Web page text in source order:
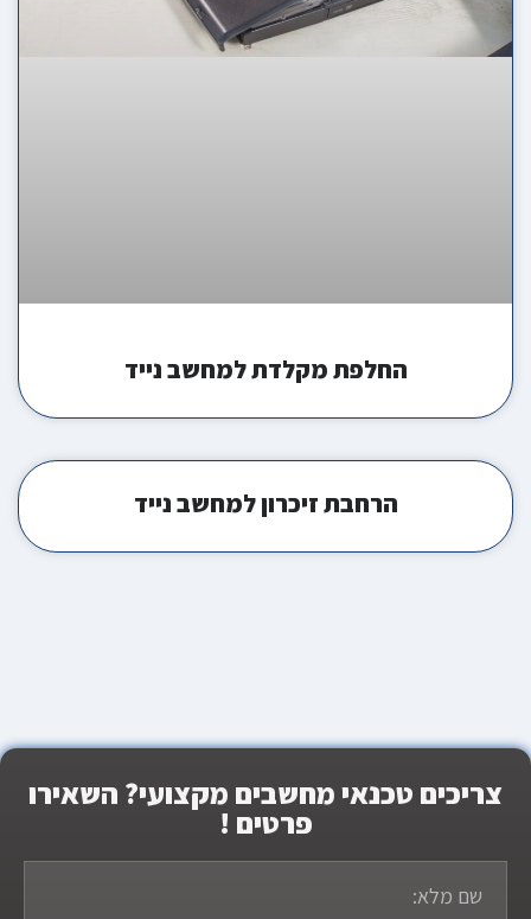
החלפת מקלדת למחשב נייד
הרחבת זיכרון למחשב נייד
צריכים טכנאי מחשבים מקצועי? השאירו
פרטים !